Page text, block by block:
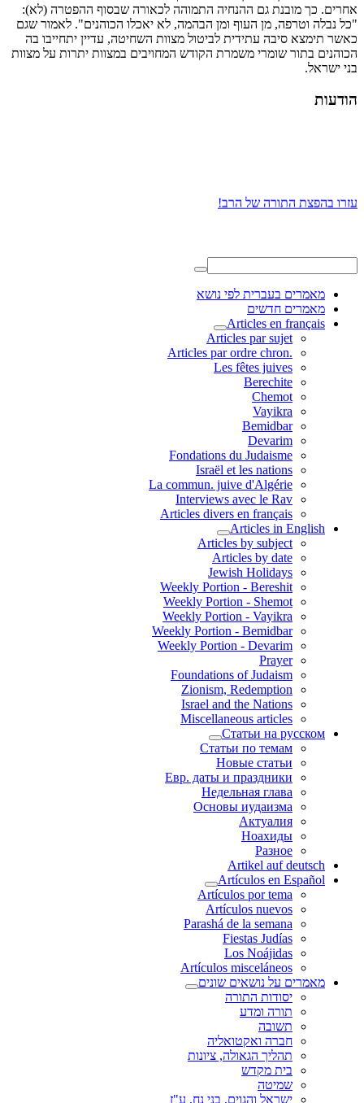
אחרים. כך מובנת גם ההנחיה התמוהה לכאורה שבסוף ההפטרה (לא):
"כל נבלה וטרפה, מן העוף ומן הבהמה, לא יאכלו הכוהנים". לאמור שגם
כאשר תימצא סיבה עתידית לביטול מצוות השחיטה, עדיין יתחייבו בה
הכוהנים בתור שומרי משמרת הקודש המחויבים במצוות יתרות על מצוות
בני ישראל.
הודעות
עזרו בהפצת התורה של הרב!
מאמרים בעברית לפי נושא
מאמרים חדשים
Articles en français
Articles par sujet
.Articles par ordre chron
Les fêtes juives
Berechite
Chemot
Vayikra
Bemidbar
Devarim
Fondations du Judaisme
Israël et les nations
La commun. juive d'Algérie
Interviews avec le Rav
Articles divers en français
Articles in English
Articles by subject
Articles by date
Jewish Holidays
Weekly Portion - Bereshit
Weekly Portion - Shemot
Weekly Portion - Vayikra
Weekly Portion - Bemidbar
Weekly Portion - Devarim
Prayer
Foundations of Judaism
Zionism, Redemption
Israel and the Nations
Miscellaneous articles
Статьи на русском
Статьи по темам
Новые статьи
Евр. даты и праздники
Недельная глава
Основы иудаизма
Актуалия
Ноахиды
Разное
Artikel auf deutsch
Artículos en Español
Artículos por tema
Artículos nuevos
Parashá de la semana
Fiestas Judías
Los Noájidas
Artículos misceláneos
מאמרים על נושאים שונים
יסודות התורה
תורה ומדע
תשובה
חברה ואקטואליה
תהליך הגאולה, ציונות
בית מקדש
שמיטה
ישראל והגוים, בני נח, ע"ז